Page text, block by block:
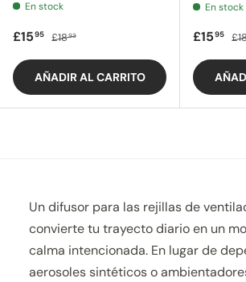
En stock
Precio de oferta
£1595 Precio regular
£1893
AÑADIR AL CARRITO
En stock
Precio
£1595
Un difusor para las rejillas de
convierte tu trayecto diario en un
calma intencionada. En lugar de
aerosoles sintéticos o